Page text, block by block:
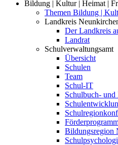
Bildung | Kultur | Heimat |
Themen Bildung |
Landkreis
Der Landkreis
Landrat
Schulverwaltungsamt
Übersicht
Schulen
Team
Schul-IT
Schulbuch- und
Bildungsregion